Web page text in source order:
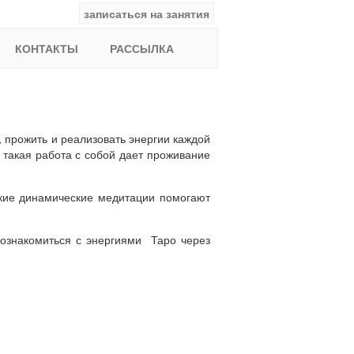
записаться на занятия
КОНТАКТЫ РАССЫЛКА
и реализовать энергии каждой
работа с собой дает проживание
динамические медитации помогают
с энергиями Таро через